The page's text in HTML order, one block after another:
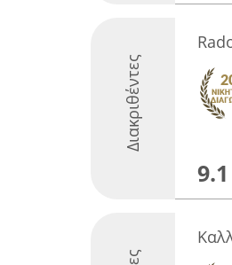
Διακριθέντες
9.1